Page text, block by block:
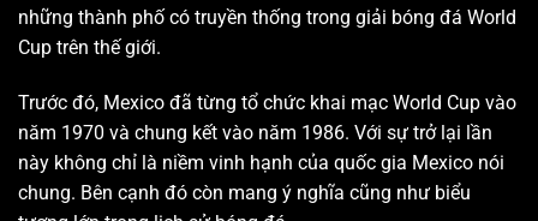
những thành phố có truyền thống trong giải bóng đá World
Cup trên thế giới.
Trước đó, Mexico đã từng tổ chức khai mạc World Cup vào
năm 1970 và chung kết vào năm 1986. Với sự trở lại lần
này không chỉ là niềm vinh hạnh của quốc gia Mexico nói
chung. Bên cạnh đó còn mang ý nghĩa cũng như biểu